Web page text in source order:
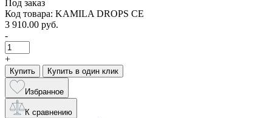
Под заказ
Код товара: KAMILA DROPS CE
3 910.00 руб.
-
+
Купить Купить в один клик
Избранное
К сравнению